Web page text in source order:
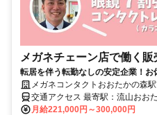
メガネチェーン店で働く販
転居を伴う転勤なしの安定企業！
数活躍中！未経験歓迎❖社割6～7
メガネコンタクトおおたかの森
式会社
交通アクセス 最寄駅：流山おおたかの森駅 流山おお
分 【勤務地】 千葉県流山市 ベストメガネコンタクトおおたかの森駅
月給221,000円～300,000円